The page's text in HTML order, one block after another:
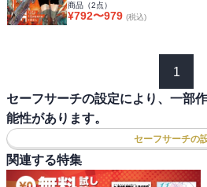
商品（2点）
¥792〜979 (税込)
1
セーフサーチの設定により、一部
能性があります。
セーフサーチの
関連する特集